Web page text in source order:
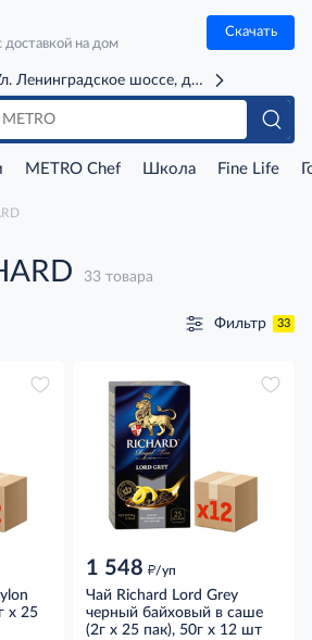
доставкой на дом
Скачать
Ленинградское шоссе, д. 71Г (м. Речной
METRO Chef Школа Fine Life
33 товара
Фильтр 33
х 25
1 548 д/уп
Чай Richard Lord Grey
черный байховый в саше
(2г х 25 пак), 50г x 12 шт